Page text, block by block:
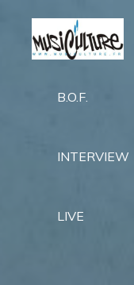
contenu
B.O.F.
INTERVIEW
LIVE